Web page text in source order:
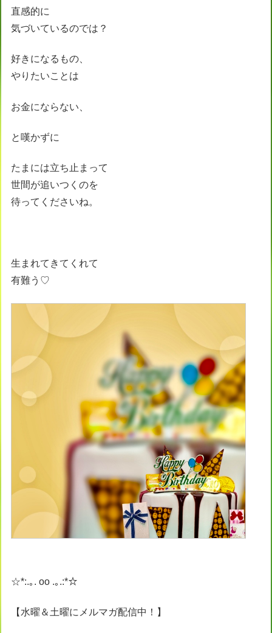
直感的に
気づいているのでは？
好きになるもの、
やりたいことは
お金にならない、
と嘆かずに
たまには立ち止まって
世間が追いつくのを
待ってくださいね。
生まれてきてくれて
有難う♡
☆*:.｡. oo .｡.:*☆
【水曜＆土曜にメルマガ配信中！】